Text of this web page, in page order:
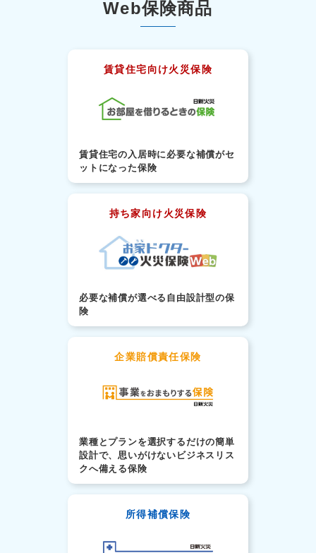
Web保険商品
賃貸住宅向け火災保険
賃貸住宅の入居時に必要な補償がセ
ットになった保険
持ち家向け火災保険
必要な補償が選べる自由設計型の保
険
企業賠償責任保険
業種とプランを選択するだけの簡単
設計で、思いがけないビジネスリス
クへ備える保険
所得補償保険